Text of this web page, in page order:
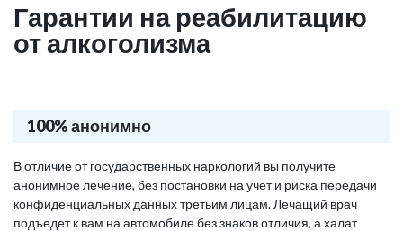
Гарантии на реабилитацию
от алкоголизма
100% анонимно
В отличие от государственных наркологий вы получите
анонимное лечение, без постановки на учет и риска передачи
конфиденциальных данных третьим лицам. Лечащий врач
подъедет к вам на автомобиле без знаков отличия, а халат